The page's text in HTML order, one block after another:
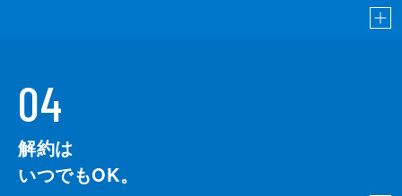
04
解約は
いつでもOK。